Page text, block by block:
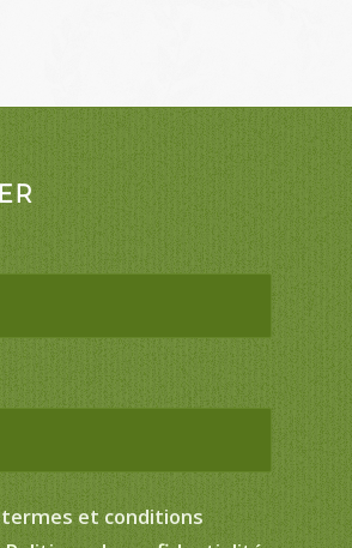
termes et conditions